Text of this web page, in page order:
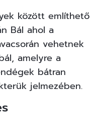
között említhető
Bál ahol a
vehetnek
amelyre a
bátran
jelmezében.